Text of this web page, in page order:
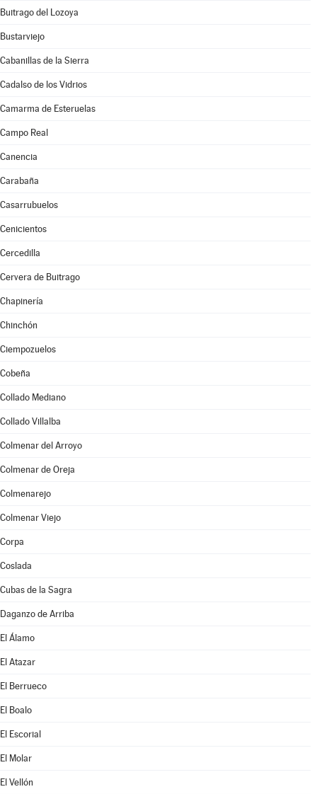
Buitrago del Lozoya
Bustarviejo
Cabanillas de la Sierra
Cadalso de los Vidrios
Camarma de Esteruelas
Campo Real
Canencia
Carabaña
Casarrubuelos
Cenicientos
Cercedilla
Cervera de Buitrago
Chapinería
Chinchón
Ciempozuelos
Cobeña
Collado Mediano
Collado Villalba
Colmenar del Arroyo
Colmenar de Oreja
Colmenarejo
Colmenar Viejo
Corpa
Coslada
Cubas de la Sagra
Daganzo de Arriba
El Álamo
El Atazar
El Berrueco
El Boalo
El Escorial
El Molar
El Vellón